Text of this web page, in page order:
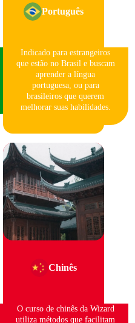
Português
Indicado para estrangeiros
que estão no Brasil e buscam
aprender a língua
portuguesa, ou para
brasileiros que querem
melhorar suas habilidades.
Chinês
O curso de chinês da Wizard
utiliza métodos que facilitam